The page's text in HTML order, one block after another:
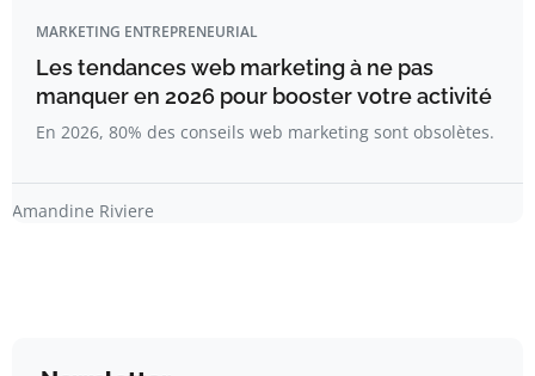
MARKETING ENTREPRENEURIAL
Les tendances web marketing à ne pas
manquer en 2026 pour booster votre activité
En 2026, 80% des conseils web marketing sont obsolètes.
Amandine Riviere